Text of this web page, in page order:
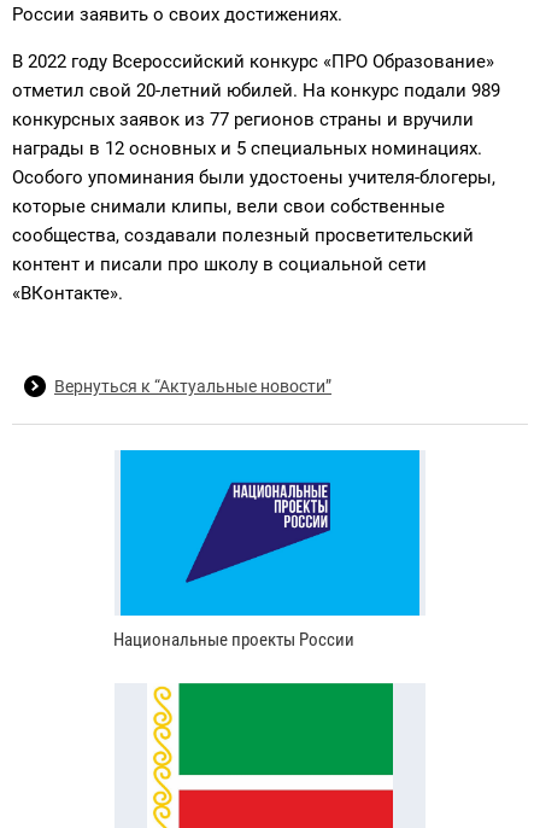
России заявить о своих достижениях.
В 2022 году Всероссийский конкурс «ПРО Образование»
отметил свой 20-летний юбилей. На конкурс подали 989
конкурсных заявок из 77 регионов страны и вручили
награды в 12 основных и 5 специальных номинациях.
Особого упоминания были удостоены учителя-блогеры,
которые снимали клипы, вели свои собственные
сообщества, создавали полезный просветительский
контент и писали про школу в социальной сети
«ВКонтакте».
Вернуться к “Актуальные новости”
Национальные проекты России